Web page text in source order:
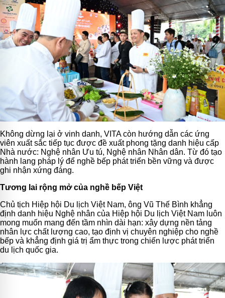
Không dừng lại ở vinh danh, VITA còn hướng dẫn các ứng
viên xuất sắc tiếp tục được đề xuất phong tặng danh hiệu cấp
Nhà nước: Nghệ nhân Ưu tú, Nghệ nhân Nhân dân. Từ đó tạo
hành lang pháp lý để nghề bếp phát triển bền vững và được
ghi nhận xứng đáng.
Tương lai rộng mở của nghề bếp Việt
Chủ tịch Hiệp hội Du lịch Việt Nam, ông Vũ Thế Bình khẳng
định danh hiệu Nghệ nhân của Hiệp hội Du lịch Việt Nam luôn
mong muốn mang đến tầm nhìn dài hạn: xây dựng nền tảng
nhân lực chất lượng cao, tạo định vị chuyên nghiệp cho nghề
bếp và khẳng định giá trị ẩm thực trong chiến lược phát triển
du lịch quốc gia.